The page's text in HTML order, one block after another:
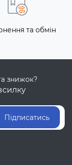
та обмін
знижок?
Підписатись